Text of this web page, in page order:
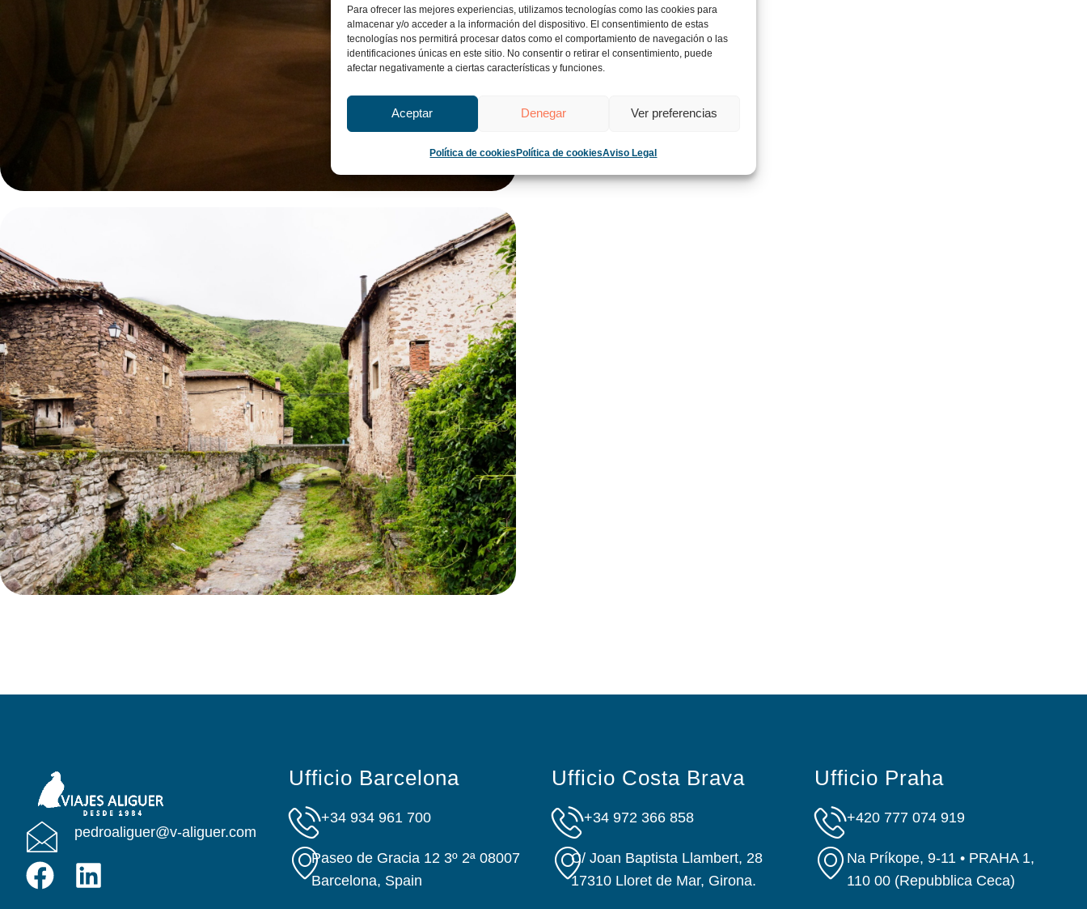
Para ofrecer las mejores experiencias, utilizamos tecnologías como las cookies para
almacenar y/o acceder a la información del dispositivo. El consentimiento de estas
tecnologías nos permitirá procesar datos como el comportamiento de navegación o las
identificaciones únicas en este sitio. No consentir o retirar el consentimiento, puede
afectar negativamente a ciertas características y funciones.
Aceptar Denegar Ver preferencias
Política de cookiesPolítica de cookiesAviso Legal
pedroaliguer@v-aliguer.com
Ufficio Barcelona
+34 934 961 700
Paseo de Gracia 12 3º 2ª 08007
Barcelona, Spain
Ufficio Costa Brava
+34 972 366 858
C/ Joan Baptista Llambert, 28
17310 Lloret de Mar, Girona.
Ufficio Praha
+420 777 074 919
Na Príkope, 9-11 • PRAHA 1,
110 00 (Repubblica Ceca)